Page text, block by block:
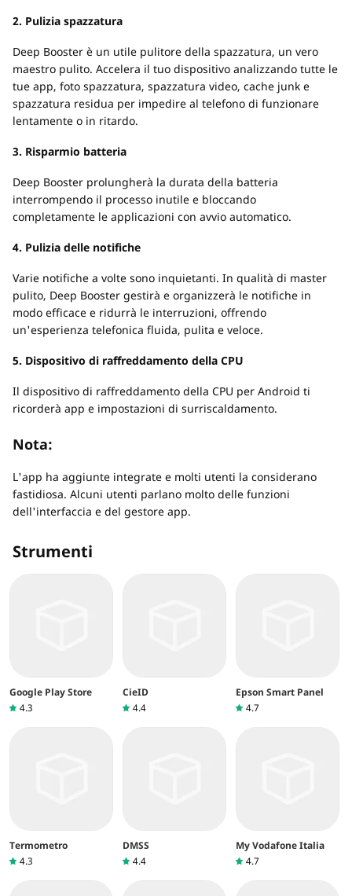
2. Pulizia spazzatura
Deep Booster è un utile pulitore della spazzatura, un vero
maestro pulito. Accelera il tuo dispositivo analizzando tutte le
tue app, foto spazzatura, spazzatura video, cache junk e
spazzatura residua per impedire al telefono di funzionare
lentamente o in ritardo.
3. Risparmio batteria
Deep Booster prolungherà la durata della batteria
interrompendo il processo inutile e bloccando
completamente le applicazioni con avvio automatico.
4. Pulizia delle notifiche
Varie notifiche a volte sono inquietanti. In qualità di master
pulito, Deep Booster gestirà e organizzerà le notifiche in
modo efficace e ridurrà le interruzioni, offrendo
un'esperienza telefonica fluida, pulita e veloce.
5. Dispositivo di raffreddamento della CPU
Il dispositivo di raffreddamento della CPU per Android ti
ricorderà app e impostazioni di surriscaldamento.
Nota:
L'app ha aggiunte integrate e molti utenti la considerano
fastidiosa. Alcuni utenti parlano molto delle funzioni
dell'interfaccia e del gestore app.
Strumenti
Google Play Store
4.3
CieID
4.4
Epson Smart Panel
4.7
Termometro
4.3
DMSS
4.4
My Vodafone Italia
4.7